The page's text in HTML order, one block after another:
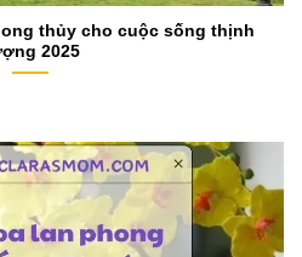
thủy cho cuộc sống thịnh
2025